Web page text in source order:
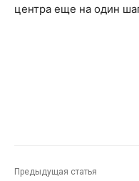
центра еще на один
Предыдущая статья